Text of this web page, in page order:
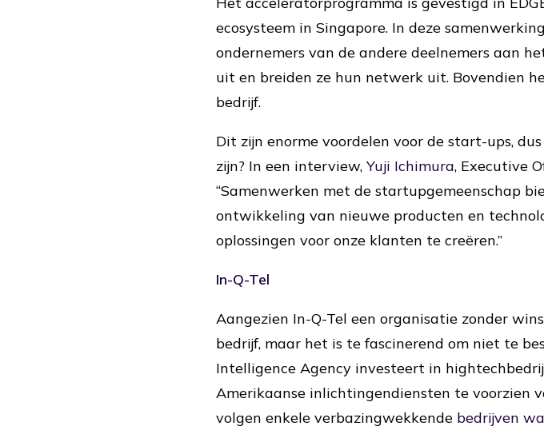
ecosysteem in Singapore. In deze
ondernemers van de andere deelnemers aan
uit en breiden ze hun netwerk uit. Bovendien
bedrijf.
Dit zijn enorme voordelen voor de start-ups,
zijn? In een interview, Yuji Ichimura, Executive
“Samenwerken met de startupgemeenschap
ontwikkeling van nieuwe producten en
oplossingen voor onze klanten te creëren.”
In-Q-Tel
Aangezien In-Q-Tel een organisatie zonder
bedrijf, maar het is te fascinerend om niet te
Intelligence Agency investeert in
Amerikaanse inlichtingendiensten te voorzien
volgen enkele verbazingwekkende bedrijven